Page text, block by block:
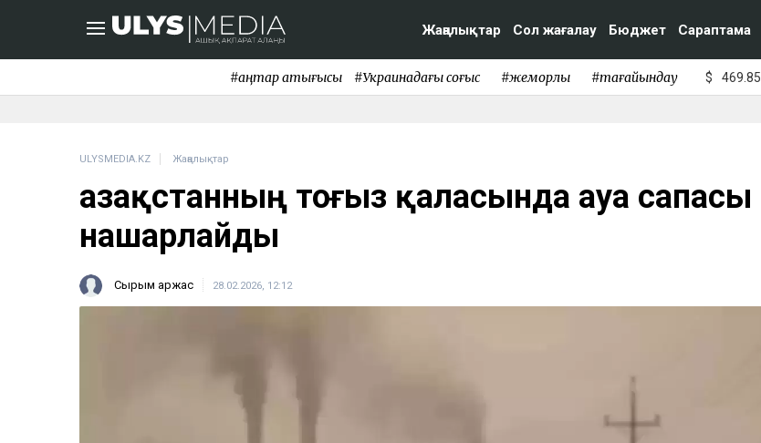
Жаңалықтар Сол жағалау Бюджет Сараптама
#қаңтар қақтығысы #Украинадағы соғыс #жемқорлық #тағайындау $ 469.85
ULYSMEDIA.KZ Жаңалықтар
Қазақстанның тоғыз қаласында ауа сапасы
нашарлайды
Сырым Қаржас 28.02.2026, 12:12